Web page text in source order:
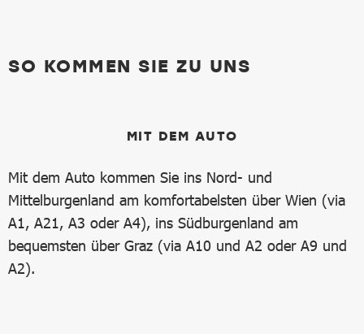
SO KOMMEN SIE ZU UNS
MIT DEM AUTO
Mit dem Auto kommen Sie ins Nord- und
Mittelburgenland am komfortabelsten über Wien (via
A1, A21, A3 oder A4), ins Südburgenland am
bequemsten über Graz (via A10 und A2 oder A9 und
A2).